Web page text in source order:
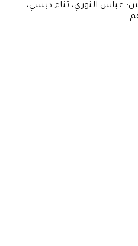
عباس النوري، ثناء دبسي،